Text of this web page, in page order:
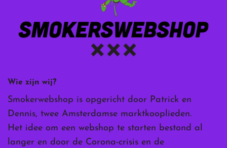
Wie zijn wij?
Smokerwebshop is opgericht door Patrick en
Dennis, twee Amsterdamse marktkooplieden.
Het idee om een webshop te starten bestond al
langer en door de Corona-crisis en de